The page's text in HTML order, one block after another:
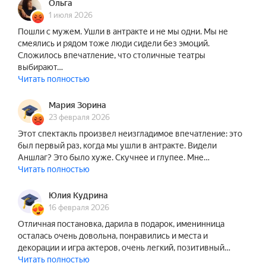
Ольга
1 июля 2026
Пошли с мужем. Ушли в антракте и не мы одни. Мы не
смеялись и рядом тоже люди сидели без эмоций.
Сложилось впечатление, что столичные театры
выбирают…
Читать полностью
Мария Зорина
23 февраля 2026
Этот спектакль произвел неизгладимое впечатление: это
был первый раз, когда мы ушли в антракте. Видели
Аншлаг? Это было хуже. Скучнее и глупее. Мне…
Читать полностью
Юлия Кудрина
16 февраля 2026
Отличная постановка, дарила в подарок, именинница
осталась очень довольна, понравились и места и
декорации и игра актеров, очень легкий, позитивный…
Читать полностью